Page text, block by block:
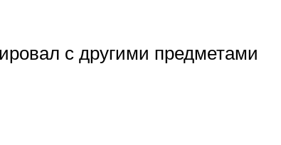
с другими предметами